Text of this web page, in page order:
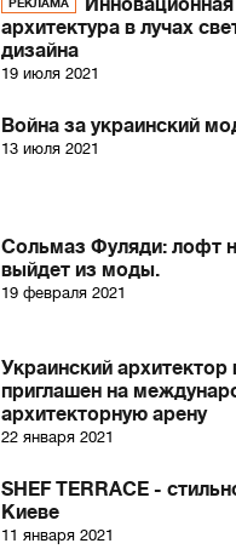
РЕКЛАМА
Инновационная
архитектура в лучах
дизайна
19 июля 2021
Война за украинский
13 июля 2021
Сольмаз Фуляди: лофт
выйдет из моды.
19 февраля 2021
Украинский архитектор
приглашен на
архитекторную арену
22 января 2021
SHEF TERRACE -
Киеве
11 января 2021